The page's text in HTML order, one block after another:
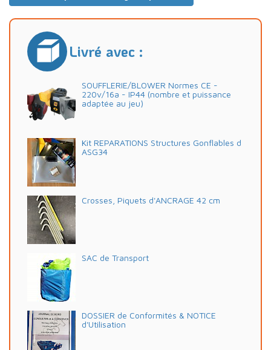
Livré avec :
SOUFFLERIE/BLOWER Normes CE -
220v/16a - IP44 (nombre et puissance
adaptée au jeu)
Kit REPARATIONS Structures Gonflables d
ASG34
Crosses, Piquets d'ANCRAGE 42 cm
SAC de Transport
DOSSIER de Conformités & NOTICE
d'Utilisation